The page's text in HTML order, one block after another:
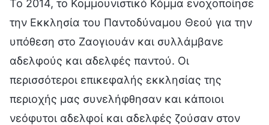
To 2014, το Κομμουνιστικό Κόμμα ενοχοποίησε
την Εκκλησία του Παντοδύναμου Θεού για την
υπόθεση στο Ζαογιουάν και συλλάμβανε
αδελφούς και αδελφές παντού. Οι
περισσότεροι επικεφαλής εκκλησίας της
περιοχής μας συνελήφθησαν και κάποιοι
νεόφυτοι αδελφοί και αδελφές ζούσαν στον